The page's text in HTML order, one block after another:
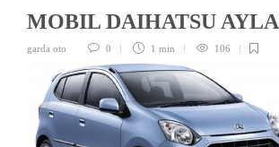
MOBIL DAIHATSU AYLA
garda oto 0 1 min 106